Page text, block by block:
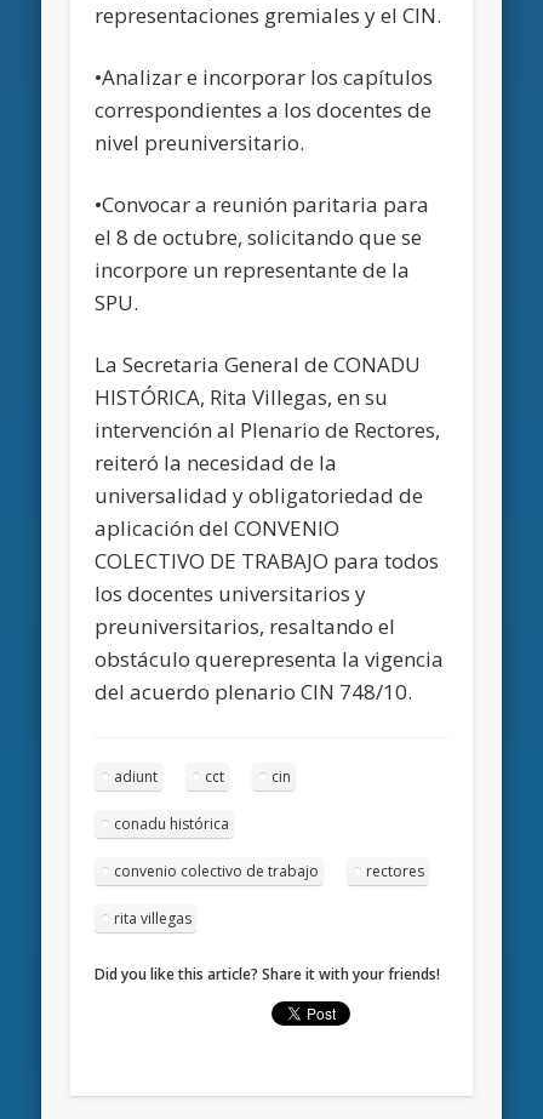
representaciones gremiales y el CIN.
•Analizar e incorporar los capítulos
correspondientes a los docentes de
nivel preuniversitario.
•Convocar a reunión paritaria para
el 8 de octubre, solicitando que se
incorpore un representante de la
SPU.
La Secretaria General de CONADU
HISTÓRICA, Rita Villegas, en su
intervención al Plenario de Rectores,
reiteró la necesidad de la
universalidad y obligatoriedad de
aplicación del CONVENIO
COLECTIVO DE TRABAJO para todos
los docentes universitarios y
preuniversitarios, resaltando el
obstáculo querepresenta la vigencia
del acuerdo plenario CIN 748/10.
adiunt cct cin
conadu histórica
convenio colectivo de trabajo rectores
rita villegas
Did you like this article? Share it with your friends!